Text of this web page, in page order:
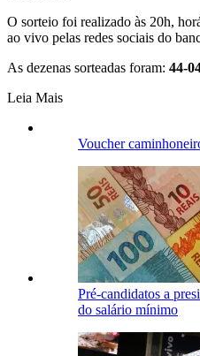
O sorteio foi realizado às 20h,
ao vivo pelas redes sociais do
As dezenas sorteadas foram: 44-
Leia Mais
Voucher
Pré-candidatos a
do salário mínimo